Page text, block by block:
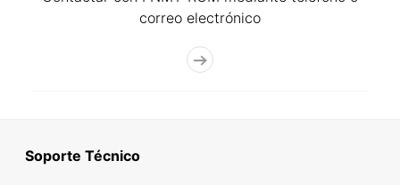
correo electrónico
Soporte Técnico